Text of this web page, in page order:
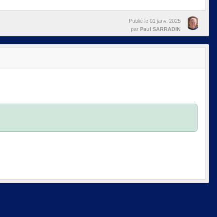
Publié le 01 janv. 2025
par Paul SARRADIN